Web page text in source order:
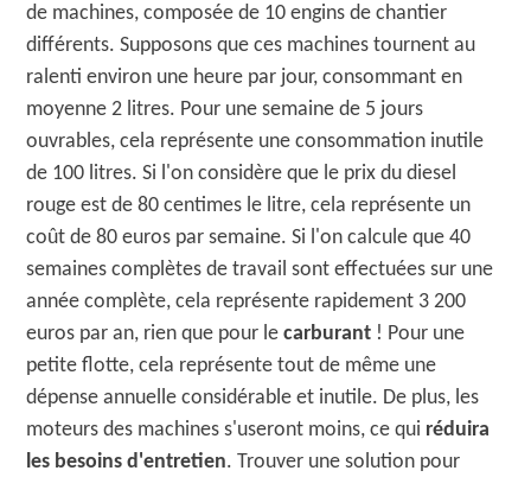
de machines, composée de 10 engins de chantier
différents. Supposons que ces machines tournent au
ralenti environ une heure par jour, consommant en
moyenne 2 litres. Pour une semaine de 5 jours
ouvrables, cela représente une consommation inutile
de 100 litres. Si l'on considère que le prix du diesel
rouge est de 80 centimes le litre, cela représente un
coût de 80 euros par semaine. Si l'on calcule que 40
semaines complètes de travail sont effectuées sur une
année complète, cela représente rapidement 3 200
euros par an, rien que pour lecarburant ! Pour une
petite flotte, cela représente tout de même une
dépense annuelle considérable et inutile. De plus, les
moteurs des machines s'useront moins, ce qui réduira
les besoins d'entretien. Trouver une solution pour